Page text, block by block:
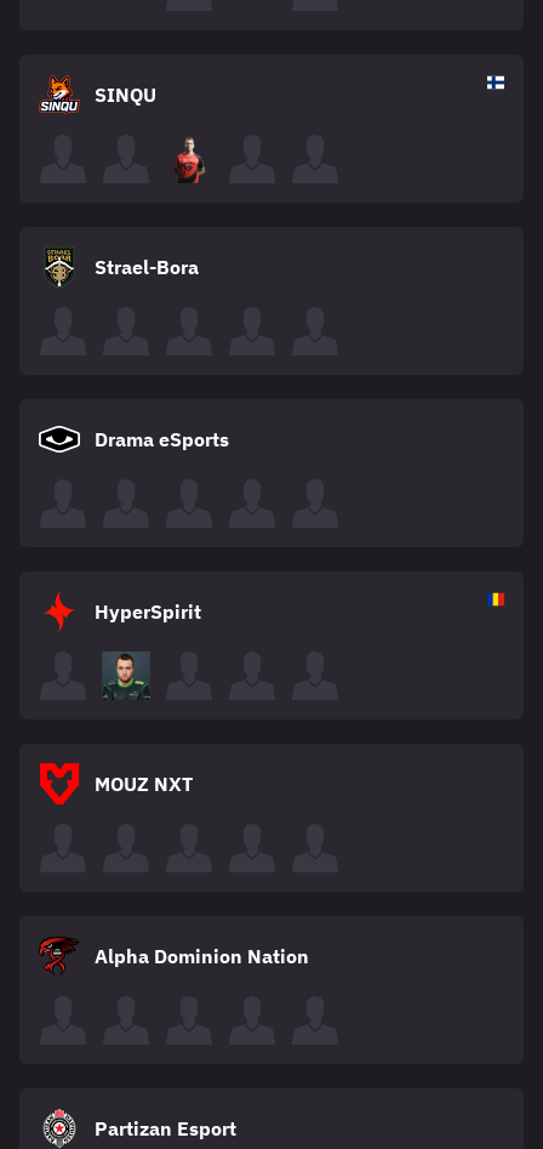
SINQU
Strael-Bora
Drama eSports
HyperSpirit
MOUZ NXT
Alpha Dominion Nation
Partizan Esport